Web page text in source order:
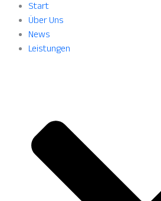
Start
Über Uns
News
Leistungen